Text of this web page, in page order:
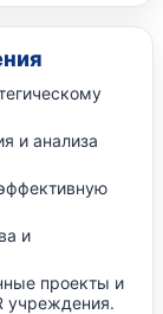
и анализа
и
проекты и
учреждения.